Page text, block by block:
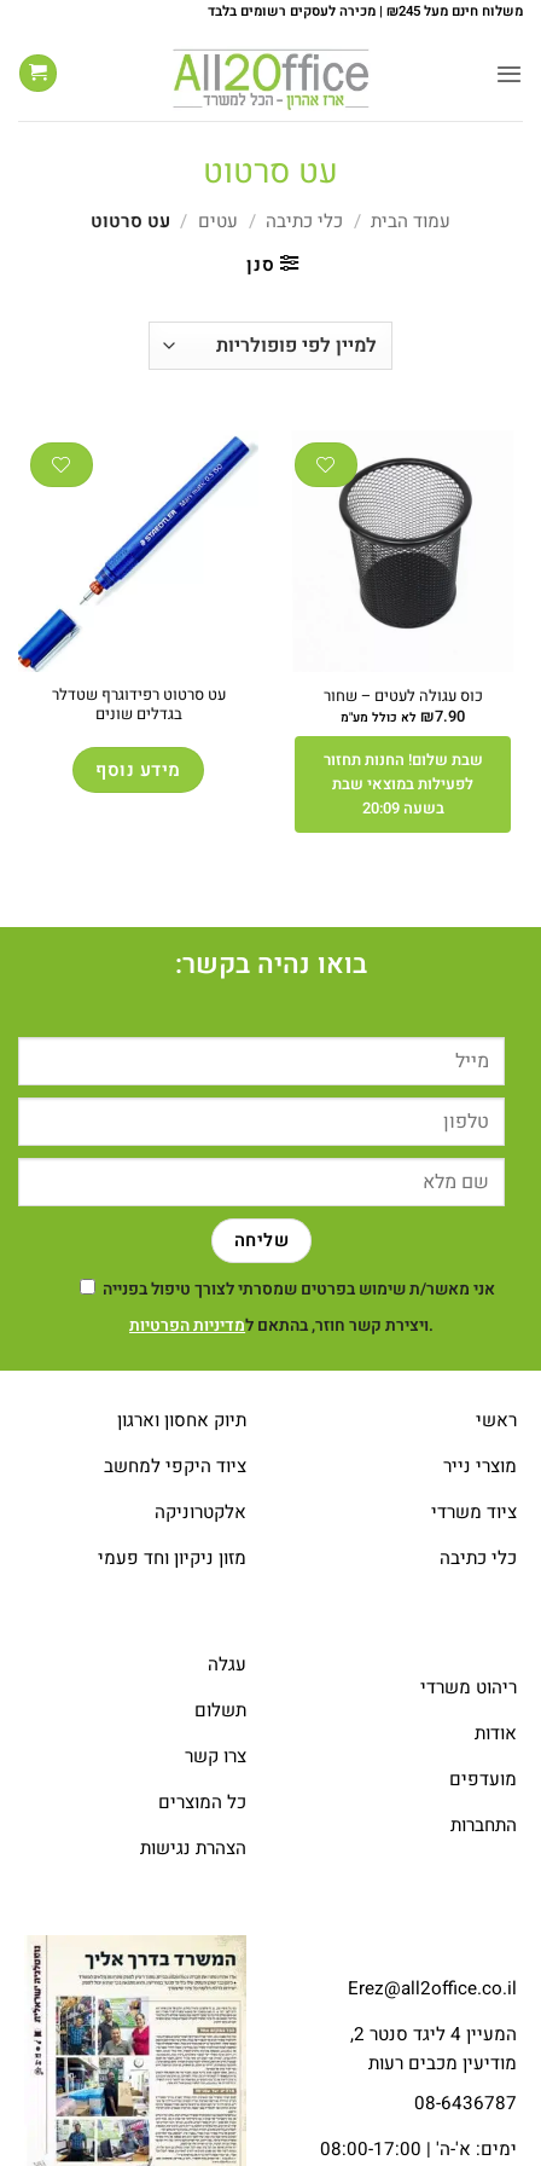
Skip
content
משלוח חינם מעל ₪245 | מכירה לעסקים רשומים בלבד
עט סרטוט
עמוד הבית / כלי כתיבה / עטים / עט סרטוט
סנן
כוס עגולה לעטים – שחור
₪7.90 לא כולל מע"מ
שבת שלום! החנות תחזור
לפעילות במוצאי שבת
בשעה 20:09
עט סרטוט רפידוגרף שטדלר
בגדלים שונים
מידע נוסף
בואו נהיה בקשר:
אני מאשר/ת שימוש בפרטים שמסרתי לצורך טיפול בפנייה
ויצירת קשר חוזר, בהתאם למדיניות הפרטיות .
ראשי
מוצרי נייר
ציוד משרדי
כלי כתיבה
תיוק אחסון וארגון
ציוד היקפי למחשב
אלקטרוניקה
מזון ניקיון וחד פעמי
ריהוט משרדי
אודות
מועדפים
התחברות
עגלה
תשלום
צרו קשר
כל המוצרים
הצהרת נגישות
Erez@all2office.co.il
המעיין 4 ליגד סנטר 2,
מודיעין מכבים רעות
08-6436787
ימים: א'-ה' | 08:00-17:00